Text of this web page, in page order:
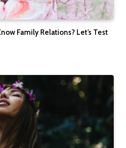
Family Relations? Let’s Test